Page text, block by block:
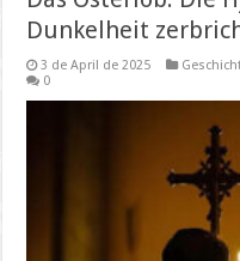
Dunkelheit
3 de April de 2025
0